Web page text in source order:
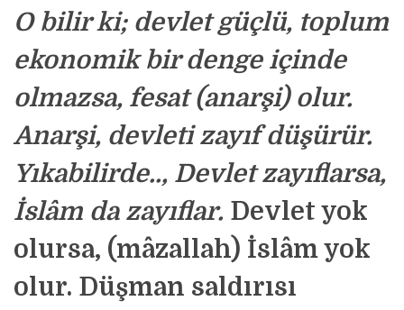
O bilir ki; devlet güçlü, toplum
ekonomik bir denge içinde
olmazsa, fesat (anarşi) olur.
Anarşi, devleti zayıf düşürür.
Yıkabilirde.., Devlet zayıflarsa,
İslâm da zayıflar. Devlet yok
olursa, (mâzallah) İslâm yok
olur. Düşman saldırısı